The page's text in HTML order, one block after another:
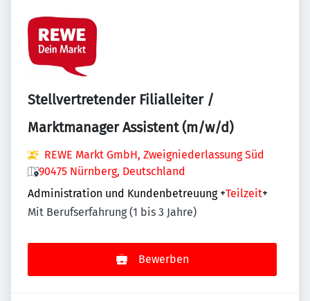
Stellvertretender Filialleiter /
Marktmanager Assistent (m/w/d)
REWE Markt GmbH, Zweigniederlassung Süd
90475 Nürnberg, Deutschland
Administration und Kundenbetreuung +Teilzeit+
Mit Berufserfahrung (1 bis 3 Jahre)
Bewerben